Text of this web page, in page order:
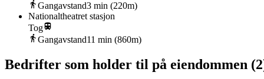
Gangavstand3 min (220m)
Nationaltheatret stasjon
Tog
Gangavstand11 min (860m)
Bedrifter som holder til på eiendommen (2